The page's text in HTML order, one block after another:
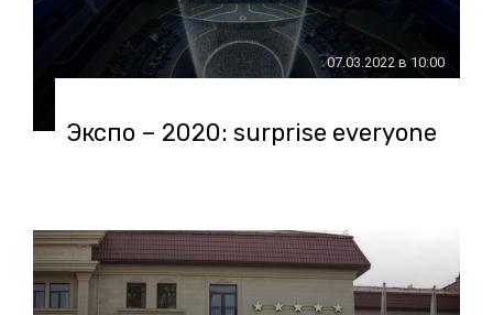
07.03.2022 в 10:00
Экспо – 2020: surprise everyone